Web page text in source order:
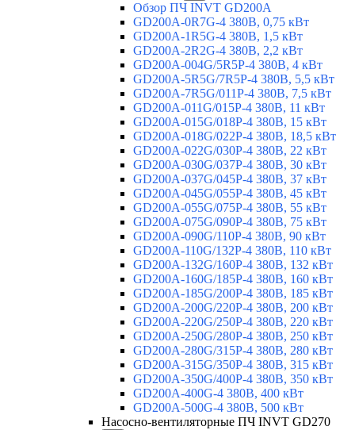
Обзор ПЧ INVT GD200A
GD200A-0R7G-4 380В, 0,75 кВт
GD200A-1R5G-4 380В, 1,5 кВт
GD200A-2R2G-4 380В, 2,2 кВт
GD200A-004G/5R5P-4 380В, 4 кВт
GD200A-5R5G/7R5P-4 380В, 5,5 кВт
GD200A-7R5G/011P-4 380В, 7,5 кВт
GD200A-011G/015P-4 380В, 11 кВт
GD200A-015G/018P-4 380В, 15 кВт
GD200A-018G/022P-4 380В, 18,5 кВт
GD200A-022G/030P-4 380В, 22 кВт
GD200A-030G/037P-4 380В, 30 кВт
GD200A-037G/045P-4 380В, 37 кВт
GD200A-045G/055P-4 380В, 45 кВт
GD200A-055G/075P-4 380В, 55 кВт
GD200A-075G/090P-4 380В, 75 кВт
GD200A-090G/110P-4 380В, 90 кВт
GD200A-110G/132P-4 380В, 110 кВт
GD200A-132G/160P-4 380В, 132 кВт
GD200A-160G/185P-4 380В, 160 кВт
GD200A-185G/200P-4 380В, 185 кВт
GD200A-200G/220P-4 380В, 200 кВт
GD200A-220G/250P-4 380В, 220 кВт
GD200A-250G/280P-4 380В, 250 кВт
GD200A-280G/315P-4 380В, 280 кВт
GD200A-315G/350P-4 380В, 315 кВт
GD200A-350G/400P-4 380В, 350 кВт
GD200A-400G-4 380В, 400 кВт
GD200A-500G-4 380В, 500 кВт
Насосно-вентиляторные ПЧ INVT GD270